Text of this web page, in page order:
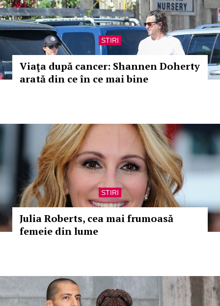
STIRI
Viaţa după cancer: Shannen Doherty
arată din ce în ce mai bine
STIRI
Julia Roberts, cea mai frumoasă
femeie din lume